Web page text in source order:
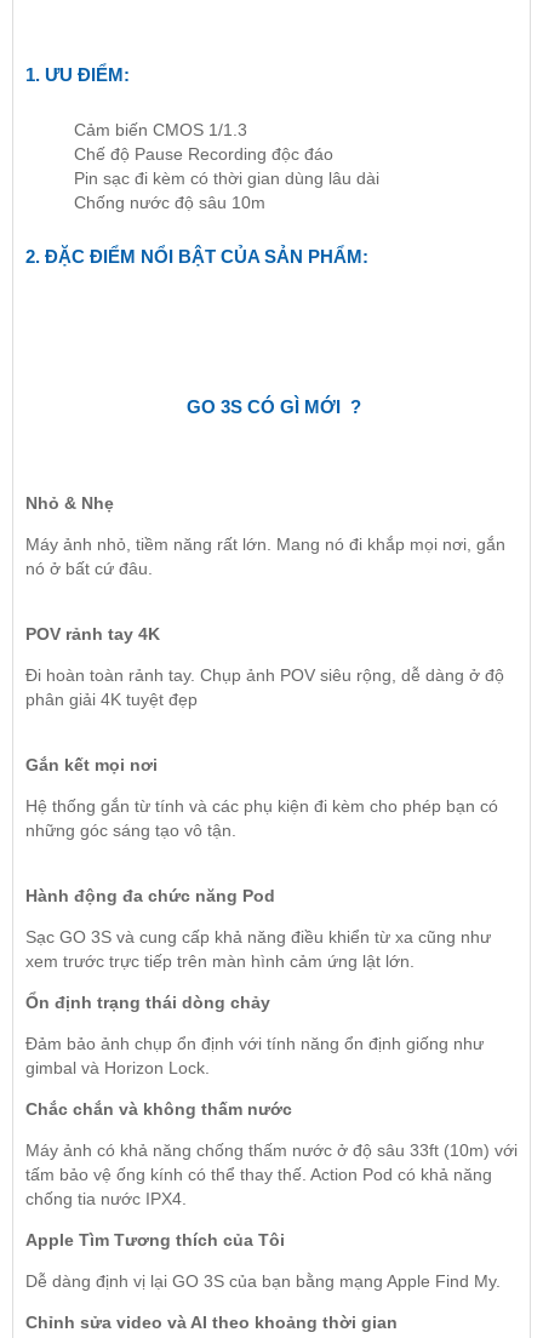
1. ƯU ĐIỂM:
Cảm biến CMOS 1/1.3
Chế độ Pause Recording độc đáo
Pin sạc đi kèm có thời gian dùng lâu dài
Chống nước độ sâu 10m
2. ĐẶC ĐIỂM NỔI BẬT CỦA SẢN PHẨM:
GO 3S CÓ GÌ MỚI ?
Nhỏ & Nhẹ
Máy ảnh nhỏ, tiềm năng rất lớn. Mang nó đi khắp mọi nơi, gắn
nó ở bất cứ đâu.
POV rảnh tay 4K
Đi hoàn toàn rảnh tay. Chụp ảnh POV siêu rộng, dễ dàng ở độ
phân giải 4K tuyệt đẹp
Gắn kết mọi nơi
Hệ thống gắn từ tính và các phụ kiện đi kèm cho phép bạn có
những góc sáng tạo vô tận.
Hành động đa chức năng Pod
Sạc GO 3S và cung cấp khả năng điều khiển từ xa cũng như
xem trước trực tiếp trên màn hình cảm ứng lật lớn.
Ổn định trạng thái dòng chảy
Đảm bảo ảnh chụp ổn định với tính năng ổn định giống như
gimbal và Horizon Lock.
Chắc chắn và không thấm nước
Máy ảnh có khả năng chống thấm nước ở độ sâu 33ft (10m) với
tấm bảo vệ ống kính có thể thay thế. Action Pod có khả năng
chống tia nước IPX4.
Apple Tìm Tương thích của Tôi
Dễ dàng định vị lại GO 3S của bạn bằng mạng Apple Find My.
Chỉnh sửa video và AI theo khoảng thời gian